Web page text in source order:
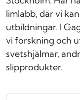
limlabb, där vi
utbildningar. I
vi forskning och
svetshjälmar,
slipprodukter.